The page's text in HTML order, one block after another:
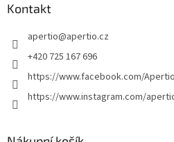
Kontakt
apertio@apertio.cz
+420 725 167 696
https://www.facebook.com/
https://www.instagram.com/